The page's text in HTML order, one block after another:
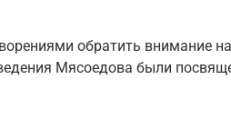
обратить внимание на
Мясоедова были